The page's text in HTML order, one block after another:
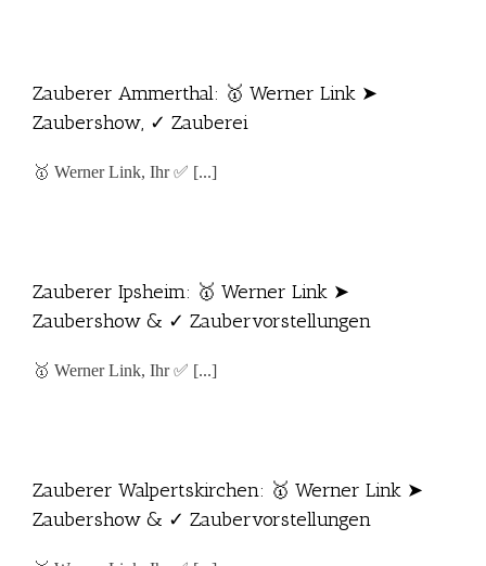
Zauberer Ammerthal: 🥇 Werner Link ➤
Zaubershow, ✓ Zauberei
🥇 Werner Link, Ihr ✅ [...]
Zauberer Ipsheim: 🥇 Werner Link ➤
Zaubershow & ✓ Zaubervorstellungen
🥇 Werner Link, Ihr ✅ [...]
Zauberer Walpertskirchen: 🥇 Werner Link ➤
Zaubershow & ✓ Zaubervorstellungen